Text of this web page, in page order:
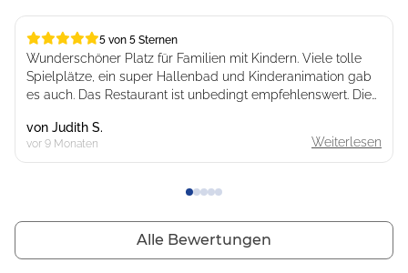
5 von 5 Sternen5 von 5 Sternen
Wunderschöner Platz für Familien mit Kindern. Viele tolle
Spielplätze, ein super Hallenbad und Kinderanimation gab
es auch. Das Restaurant ist unbedingt empfehlenswert. Die
super freundlichen Angestellten. Die sanitären Anlagen sind
klasse. Besonders toll sind auch die Kinderbäder und die
Familienduschen.
von Judith S.
vor 9 Monaten Weiterlesen
Alle Bewertungen